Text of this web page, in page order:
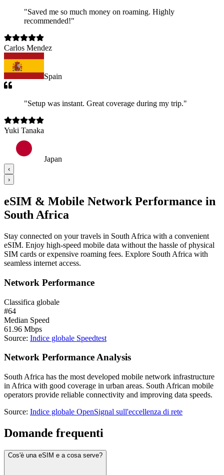
"Saved me so much money on roaming. Highly
recommended!"
Carlos Mendez
Spain
"Setup was instant. Great coverage during my trip."
Yuki Tanaka
Japan
‹
›
eSIM & Mobile Network Performance in
South Africa
Stay connected on your travels in South Africa with a convenient
eSIM. Enjoy high-speed mobile data without the hassle of physical
SIM cards or expensive roaming fees. Explore South Africa with
seamless internet access.
Network Performance
Classifica globale
#64
Median Speed
61.96 Mbps
Source: Indice globale Speedtest
Network Performance Analysis
South Africa has the most developed mobile network infrastructure
in Africa with good coverage in urban areas. South African mobile
operators provide reliable connectivity and improving data speeds.
Source: Indice globale OpenSignal sull'eccellenza di rete
Domande frequenti
Cos'è una eSIM e a cosa serve?